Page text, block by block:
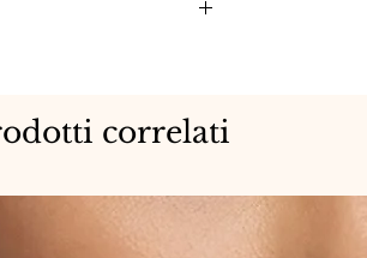
correlati